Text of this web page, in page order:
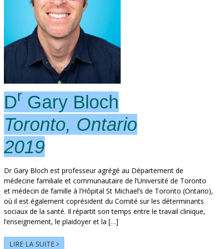
Dr Gary Bloch
Toronto, Ontario
2019
Dr Gary Bloch est professeur agrégé au Département de
médecine familiale et communautaire de l’Université de Toronto
et médecin de famille à l’Hôpital St Michael’s de Toronto (Ontario),
où il est également coprésident du Comité sur les déterminants
sociaux de la santé. Il répartit son temps entre le travail clinique,
l’enseignement, le plaidoyer et la […]
LIRE LA SUITE